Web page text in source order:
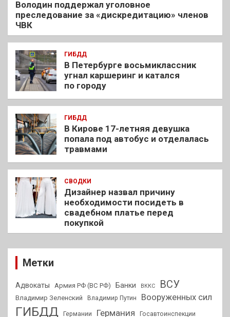
Володин поддержал уголовное
преследование за «дискредитацию» членов
ЧВК
ГИБДД
В Петербурге восьмиклассник
угнал каршеринг и катался
по городу
ГИБДД
В Кирове 17-летняя девушка
попала под автобус и отделалась
травмами
СВОДКИ
Дизайнер назвал причину
необходимости посидеть в
свадебном платье перед
покупкой
Метки
Адвокаты Армия РФ (ВС РФ) Банки ВККС ВСУ
Владимир Зеленский Владимир Путин Вооруженных сил
ГИБДД Германии Германия Госавтоинспекции